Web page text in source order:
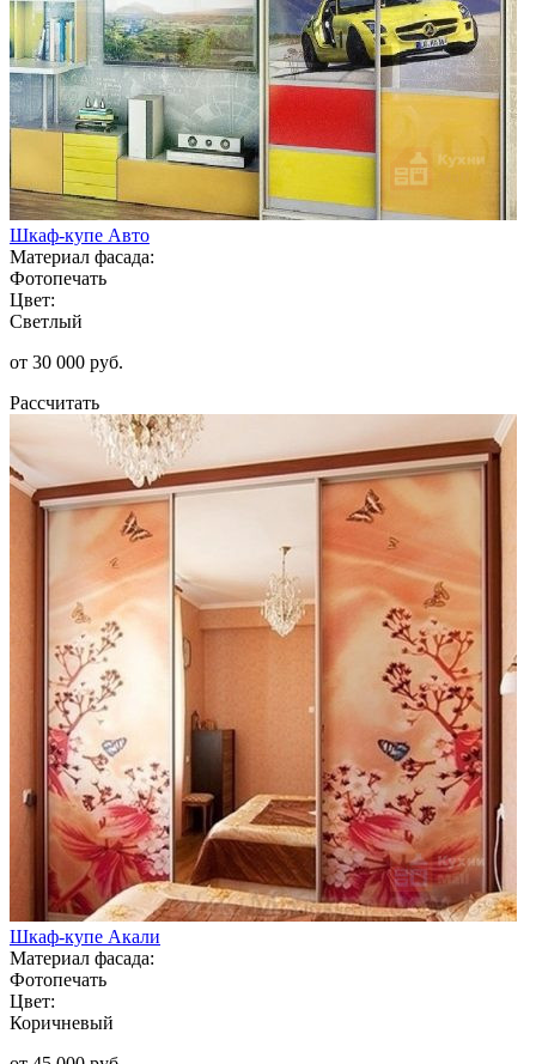
Шкаф-купе Авто
Материал фасада:
Фотопечать
Цвет:
Светлый
от 30 000 руб.
Рассчитать
Шкаф-купе Акали
Материал фасада:
Фотопечать
Цвет:
Коричневый